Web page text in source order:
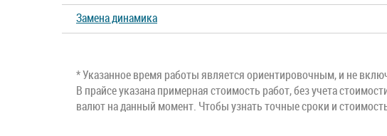
Замена динамика
* Указанное время работы является ориентировочным, и не
В прайсе указана примерная стоимость работ, без учета
валют на данный момент. Чтобы узнать точные сроки и